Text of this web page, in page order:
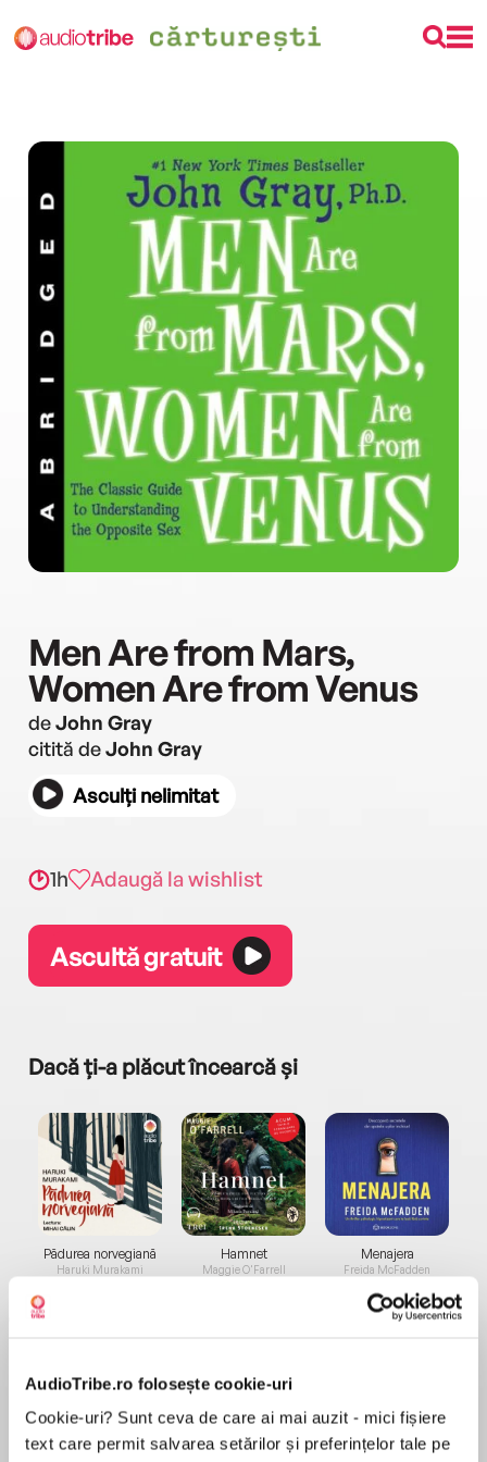
AudioTribe.ro folosește cookie-uri
Cookie-uri? Sunt ceva de care ai mai auzit - mici fișiere
text care permit salvarea setărilor și preferințelor tale pe
Men Are from Mars,
Women Are from Venus
deJohn Gray
citită deJohn Gray
Asculți nelimitat
1h Adaugă la wishlist
Ascultă gratuit
Dacă ți-a plăcut încearcă și
Pădurea norvegiană
Haruki Murakami
Elita de Argint (Elita
Hamnet
Maggie O'Farrell
Diavolul se îmbracă de
Menajera
Freida McFadden
Migdală